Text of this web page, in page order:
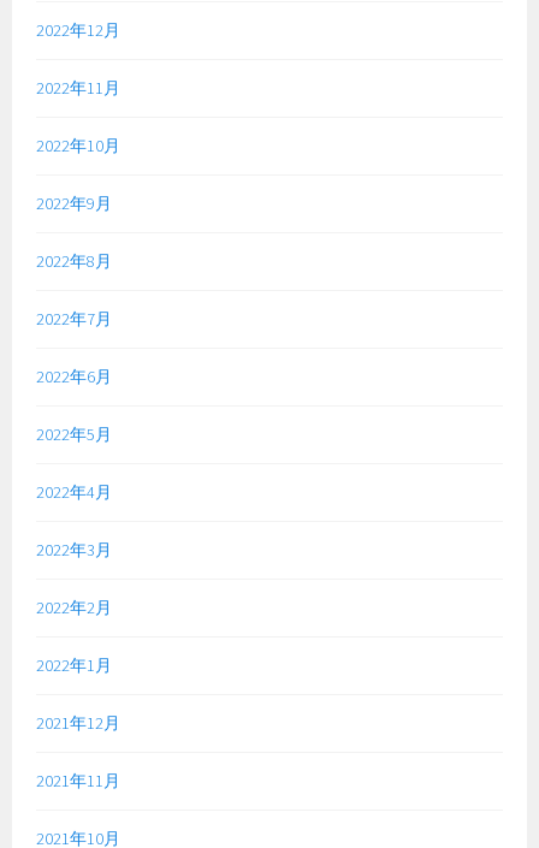
2022年12月
2022年11月
2022年10月
2022年9月
2022年8月
2022年7月
2022年6月
2022年5月
2022年4月
2022年3月
2022年2月
2022年1月
2021年12月
2021年11月
2021年10月